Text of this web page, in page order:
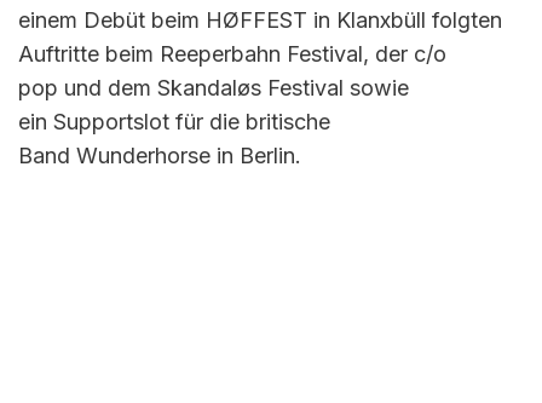
einem Debüt beim HØFFEST in Klanxbüll folgten
Auftritte beim Reeperbahn Festival, der c/o
pop und dem Skandaløs Festival sowie
ein Supportslot für die britische
Band Wunderhorse in Berlin.